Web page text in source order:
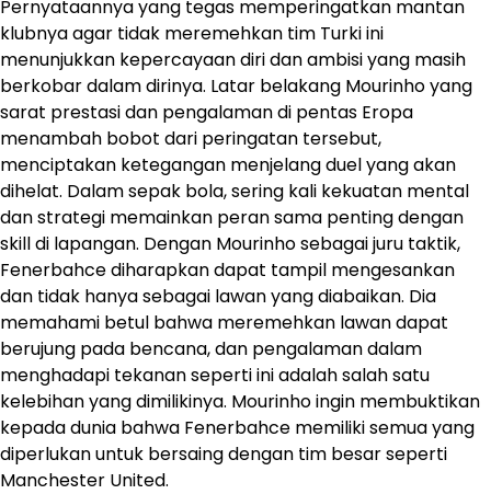
Pernyataannya yang tegas memperingatkan mantan
klubnya agar tidak meremehkan tim Turki ini
menunjukkan kepercayaan diri dan ambisi yang masih
berkobar dalam dirinya.​ Latar belakang Mourinho yang
sarat prestasi dan pengalaman di pentas Eropa
menambah bobot dari peringatan tersebut,
menciptakan ketegangan menjelang duel yang akan
dihelat. Dalam sepak bola, sering kali kekuatan mental
dan strategi memainkan peran sama penting dengan
skill di lapangan. Dengan Mourinho sebagai juru taktik,
Fenerbahce diharapkan dapat tampil mengesankan
dan tidak hanya sebagai lawan yang diabaikan. Dia
memahami betul bahwa meremehkan lawan dapat
berujung pada bencana, dan pengalaman dalam
menghadapi tekanan seperti ini adalah salah satu
kelebihan yang dimilikinya. Mourinho ingin membuktikan
kepada dunia bahwa Fenerbahce memiliki semua yang
diperlukan untuk bersaing dengan tim besar seperti
Manchester United.